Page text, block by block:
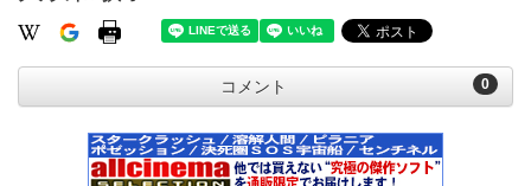
0
コメント